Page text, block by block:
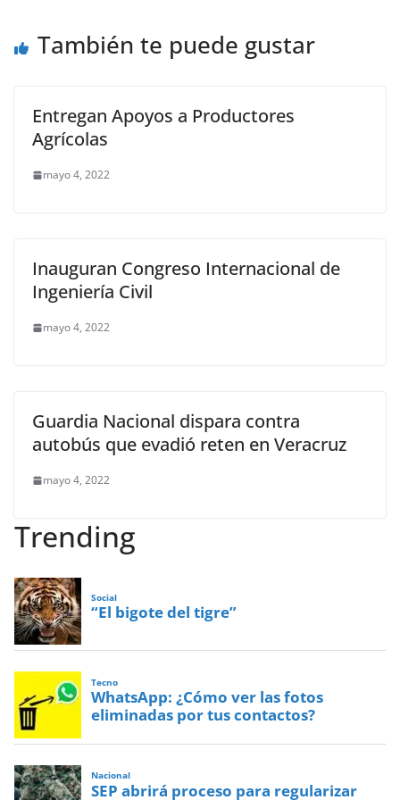
o p k
También te puede gustar
Entregan Apoyos a Productores
Agrícolas
mayo 4, 2022
Inauguran Congreso Internacional de
Ingeniería Civil
mayo 4, 2022
Guardia Nacional dispara contra
autobús que evadió reten en Veracruz
mayo 4, 2022
Trending
Social
“El bigote del tigre”
Tecno
WhatsApp: ¿Cómo ver las fotos
eliminadas por tus contactos?
Nacional
SEP abrirá proceso para regularizar